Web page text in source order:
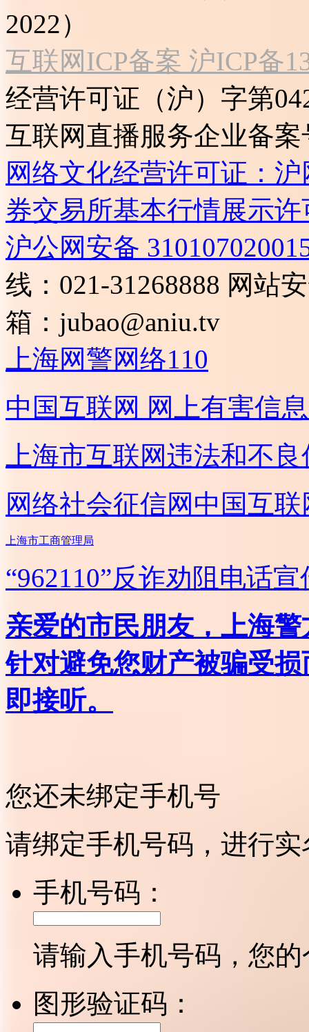
2022）
互联网ICP备案 沪ICP备
经营许可证（沪）字第
互联网直播服务企业备案
网络文化经营许可证：
券交易所基本行情展示许
沪公网安备
线：021-31268888 网站
箱： jubao@aniu.tv
上海网警网络110
中国互联网 网上有害信
上海市互联网违法和不
网络社会征信网 中国互
上海市工商管理局
“962110”反诈劝阻电话宣
亲爱的市民朋友，上海
针对避免您财产被骗受
即接听。
您还未绑定手机号
请绑定手机号码，进行
手机号码：
请输入手机号码，您
图形验证码：